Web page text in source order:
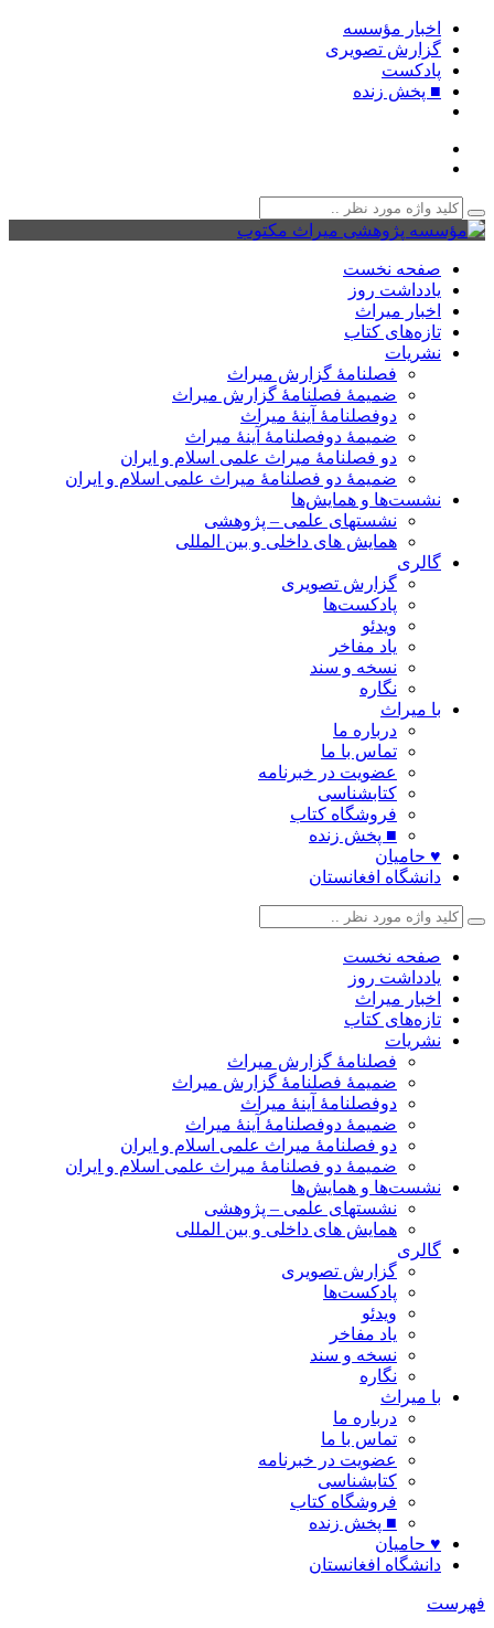
اخبار مؤسسه
گزارش تصویری
پادکست‌
■ پخش زنده
صفحه نخست
یادداشت روز
اخبار میراث
تازه‌های کتاب
نشریات
فصلنامۀ گزارش میراث
ضمیمۀ فصلنامۀ گزارش میراث
دوفصلنامۀ آینۀ میراث
ضمیمۀ دوفصلنامۀ آینۀ میراث
دو فصلنامۀ میراث علمی اسلام و ایران
ضمیمۀ دو فصلنامۀ میراث علمی اسلام و ایران
نشست‌ها و همایش‌ها
نشستهای علمی – پژوهشی
همایش های داخلی و بین المللی
گالری
گزارش تصویری
پادکست‌ها
ویدئو
یاد مفاخر
نسخه و سند
نگاره
با میراث
درباره ما
تماس با ما
عضویت در خبرنامه
کتابشناسی
فروشگاه کتاب
■ پخش زنده
♥ حامیان
دانشگاه افغانستان
صفحه نخست
یادداشت روز
اخبار میراث
تازه‌های کتاب
نشریات
فصلنامۀ گزارش میراث
ضمیمۀ فصلنامۀ گزارش میراث
دوفصلنامۀ آینۀ میراث
ضمیمۀ دوفصلنامۀ آینۀ میراث
دو فصلنامۀ میراث علمی اسلام و ایران
ضمیمۀ دو فصلنامۀ میراث علمی اسلام و ایران
نشست‌ها و همایش‌ها
نشستهای علمی – پژوهشی
همایش های داخلی و بین المللی
گالری
گزارش تصویری
پادکست‌ها
ویدئو
یاد مفاخر
نسخه و سند
نگاره
با میراث
درباره ما
تماس با ما
عضویت در خبرنامه
کتابشناسی
فروشگاه کتاب
■ پخش زنده
♥ حامیان
دانشگاه افغانستان
فهرست